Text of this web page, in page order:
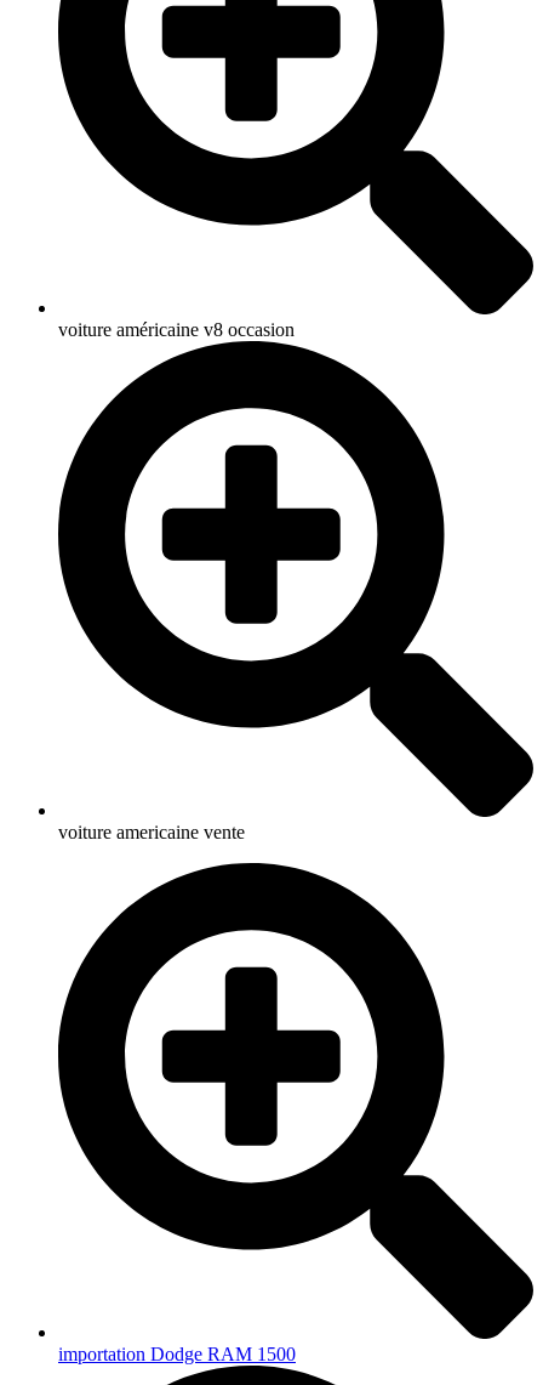
voiture américaine v8 occasion
voiture americaine vente
importation Dodge RAM 1500